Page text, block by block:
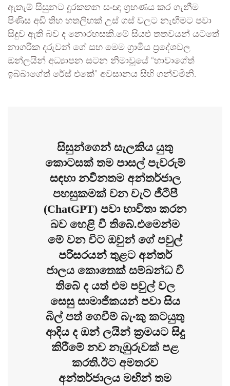
ඇතැම් සිසුනට දුරකතන සංඥා ග්‍රහණය කර ගැනීම
පිණිස අඩි තිහ හතලිහක් උස් ගස් වලට නැඟීමට පවා
සිදුව ඇති බව ද නොරහසකි.මේ සියළු තතවයන් යටතේ
නාගරික දරුවන් ගේ සහ මෙම ග්‍රාමීය ප්‍රදේශවල
ඔන්ලයින් අධ්‍යාපන සටන නිමාවූයේ “හාවාගේත්
ඉබ්බාගේත් රේස් එකේ” අවසානය සිහි ගන්වමිනි.
සිසුන්ගෙන් සැලකිය යුතු
කොටසක් තම පාසල් පැවරුම්
සඳහා නවීනතම අන්තර්ජාල
පහසුකමක් වන චැට් ජීටීපී
(ChatGPT) පවා භාවිතා කරන
බව හෙළි වී තිබේ.එමෙන්ම
මේ වන විට ඔවුන් ගේ පවුල්
පරිසරයන් තුළට අන්තර්
ජාලය කොතෙක් සම්බන්ධ වී
තිබේ ද යත් එම පවුල් වල
සෙසු සාමාජිකයන් පවා සිය
බිල් පත් ගෙවීම් බැංකු කටයුතු
ආදිය ද ඔන් ලයින් ක්‍රමයට සිදු
කිරීමේ නව නැඹුරුවක් පළ
කරති.ඊට අමතරව
අන්තර්ජාලය මඟින් තම